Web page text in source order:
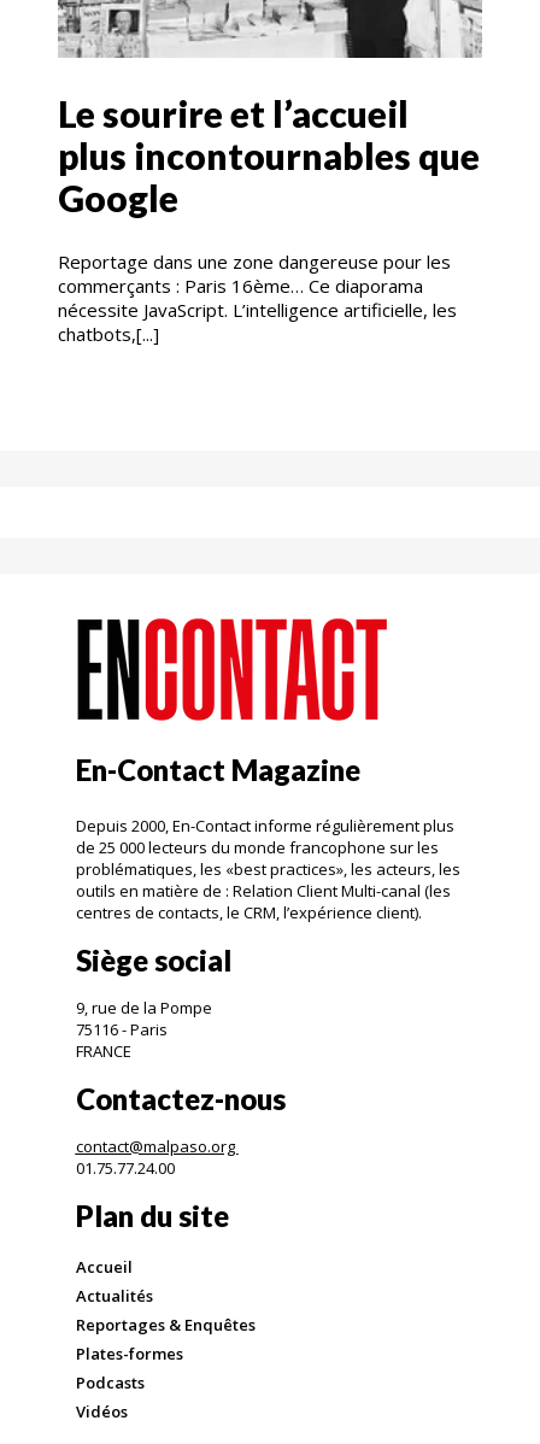
Le sourire et l’accueil
plus incontournables que
Google
Reportage dans une zone dangereuse pour les
commerçants : Paris 16ème… Ce diaporama
nécessite JavaScript. L’intelligence artificielle, les
chatbots,[...]
En-Contact Magazine
Depuis 2000, En-Contact informe régulièrement plus
de 25 000 lecteurs du monde francophone sur les
problématiques, les «best practices», les acteurs, les
outils en matière de : Relation Client Multi-canal (les
centres de contacts, le CRM, l’expérience client).
Siège social
9, rue de la Pompe
75116 - Paris
FRANCE
Contactez-nous
contact@malpaso.org
01.75.77.24.00
Plan du site
Accueil
Actualités
Reportages & Enquêtes
Plates-formes
Podcasts
Vidéos